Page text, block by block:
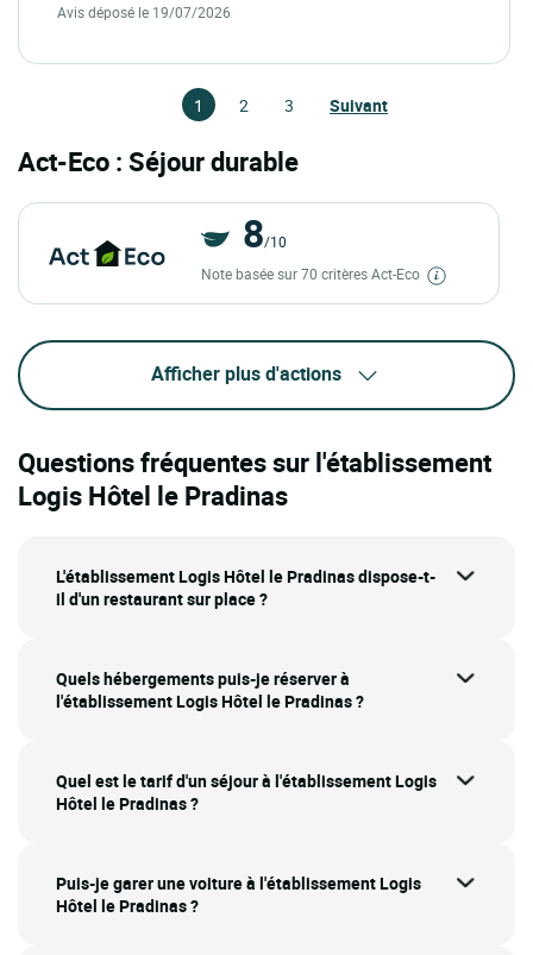
Avis déposé le 19/07/2026
1 2 3 Suivant
Act-Eco : Séjour durable
8/10
Note basée sur 70 critères Act-Eco
Afficher plus d'actions
Questions fréquentes sur l'établissement
Logis Hôtel le Pradinas
L'établissement Logis Hôtel le Pradinas dispose-t-
il d'un restaurant sur place ?
Quels hébergements puis-je réserver à
l'établissement Logis Hôtel le Pradinas ?
Quel est le tarif d'un séjour à l'établissement Logis
Hôtel le Pradinas ?
Puis-je garer une voiture à l'établissement Logis
Hôtel le Pradinas ?